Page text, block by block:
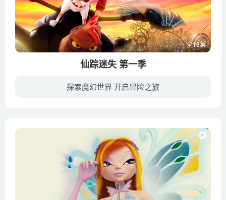
全13集
仙踪迷失 第一季
探索魔幻世界 开启冒险之旅